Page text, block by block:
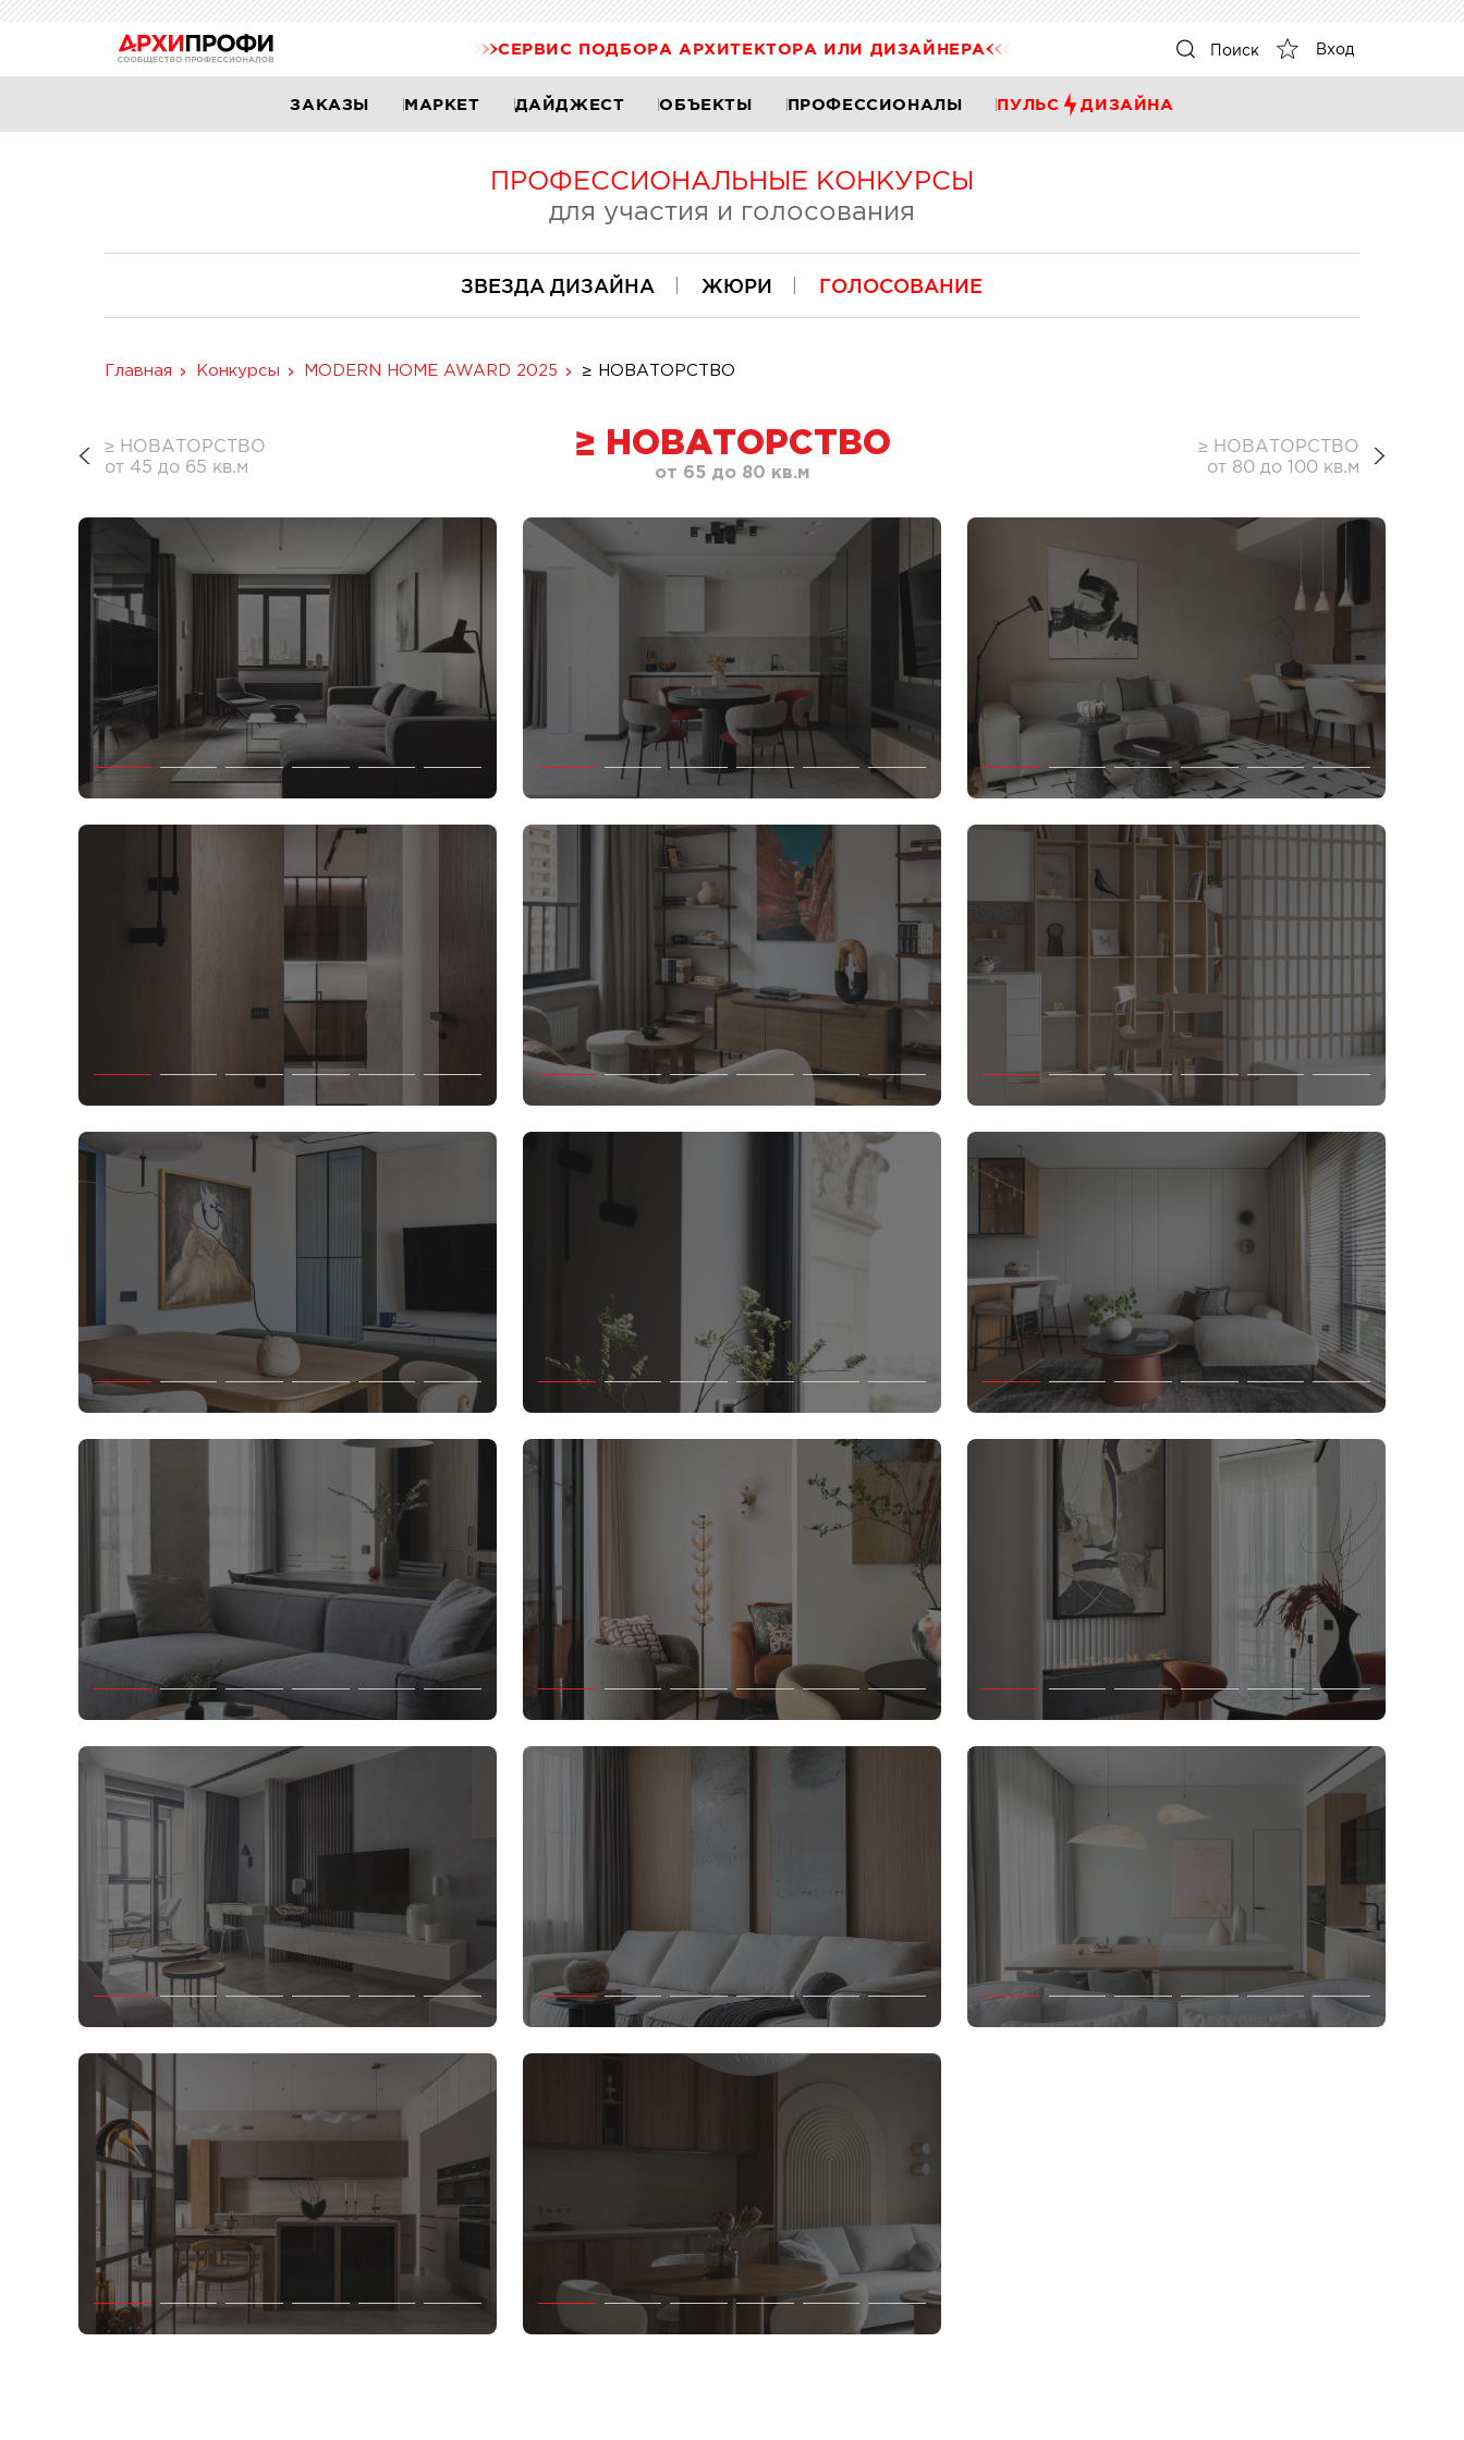
СЕРВИС ПОДБОРА АРХИТЕКТОРА ИЛИ ДИЗАЙНЕРА Поиск Вход
ЗАКАЗЫ МАРКЕТ ДАЙДЖЕСТ ОБЪЕКТЫ ПРОФЕССИОНАЛЫ ПУЛЬС ДИЗАЙНА
ПРОФЕССИОНАЛЬНЫЕ КОНКУРСЫ
для участия и голосования
ЗВЕЗДА ДИЗАЙНА ЖЮРИ ГОЛОСОВАНИЕ
Главная Конкурсы MODERN HOME AWARD 2025 ≥ НОВАТОРСТВО
≥ НОВАТОРСТВО
от 45 до 65 кв.м
≥ НОВАТОРСТВО
от 80 до 100 кв.м
≥ НОВАТОРСТВО
от 65 до 80 кв.м